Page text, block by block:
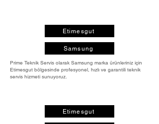
Etimesgut
Samsung
Prime Teknik Servis olarak Samsung marka ürünleriniz için
Etimesgut bölgesinde profesyonel, hızlı ve garantili teknik
servis hizmeti sunuyoruz.
Etimesgut